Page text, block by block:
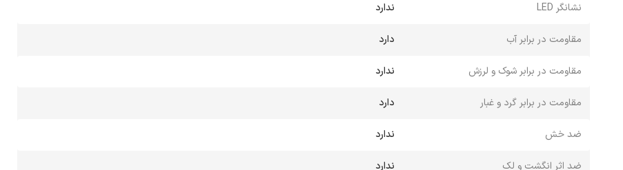
نشانگر LED ندارد
مقاومت در برابر آب دارد
مقاومت در برابر شوک و لرزش ندارد
مقاومت در برابر گرد و غبار دارد
ضد خش ندارد
ضد اثر انگشت و لک ندارد